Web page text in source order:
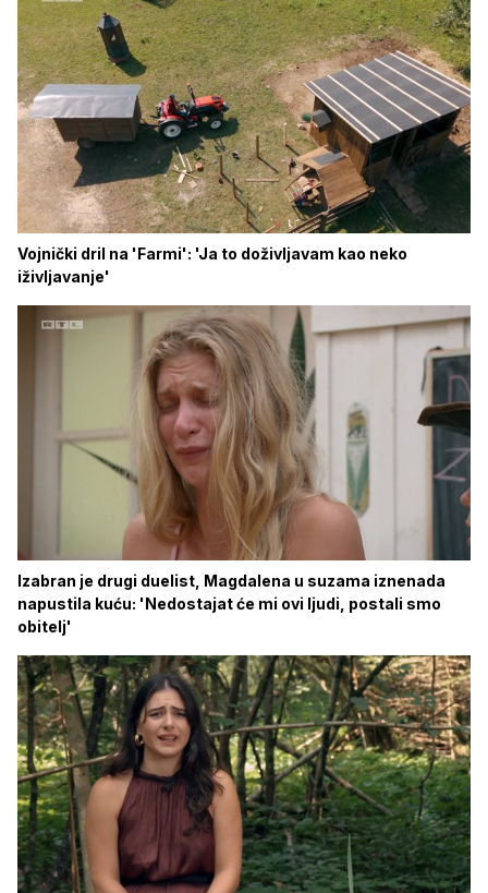
Vojnički dril na 'Farmi': 'Ja to doživljavam kao neko
iživljavanje'
Izabran je drugi duelist, Magdalena u suzama iznenada
napustila kuću: 'Nedostajat će mi ovi ljudi, postali smo
obitelj'